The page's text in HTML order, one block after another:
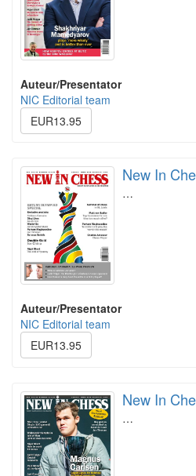
Auteur/Presentator
NIC Editorial team
EUR13.95
New In
…
Auteur/Presentator
NIC Editorial team
EUR13.95
New In
…